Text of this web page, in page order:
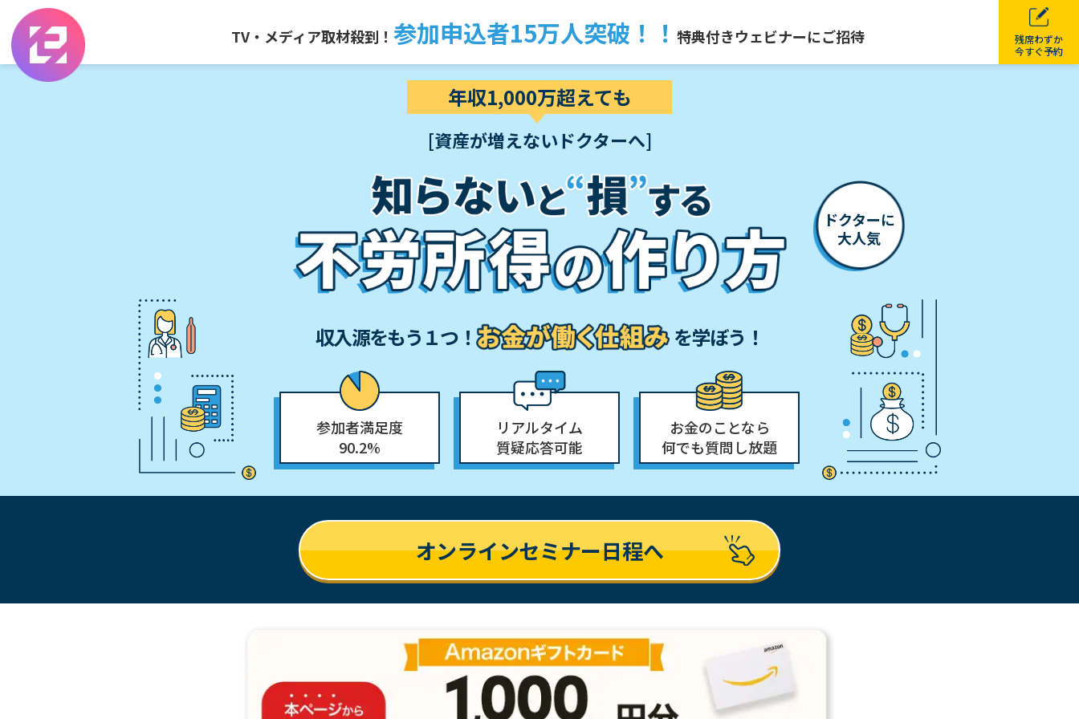
TV・メディア取材殺到！ 参加申込者15万人突破！！ 特典付きウェビナーにご招待
残席わずか
今すぐ予約
年収1,000万超えても
[資産が増えないドクターへ]
収入源をもう１つ！ を学ぼう！
参加者満足度
90.2%
リアルタイム
質疑応答可能
お金のことなら
何でも質問し放題
ドクターに
大人気
オンラインセミナー日程へ